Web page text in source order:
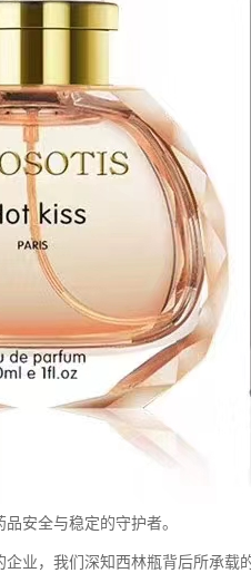
安全与稳定的守护者。
业，我们深知西林瓶背后所承载